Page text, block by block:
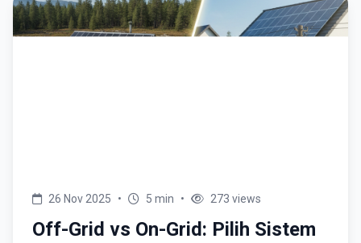
26 Nov 2025 • 5 min • 273 views
Off-Grid vs On-Grid: Pilih Sistem